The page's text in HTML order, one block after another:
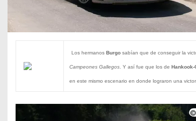
Los hermanos Burgo sabían que de conseguir la
Campeones Gallegos . Y así fue que los de Hankook-
en este mismo escenario en donde lograron una